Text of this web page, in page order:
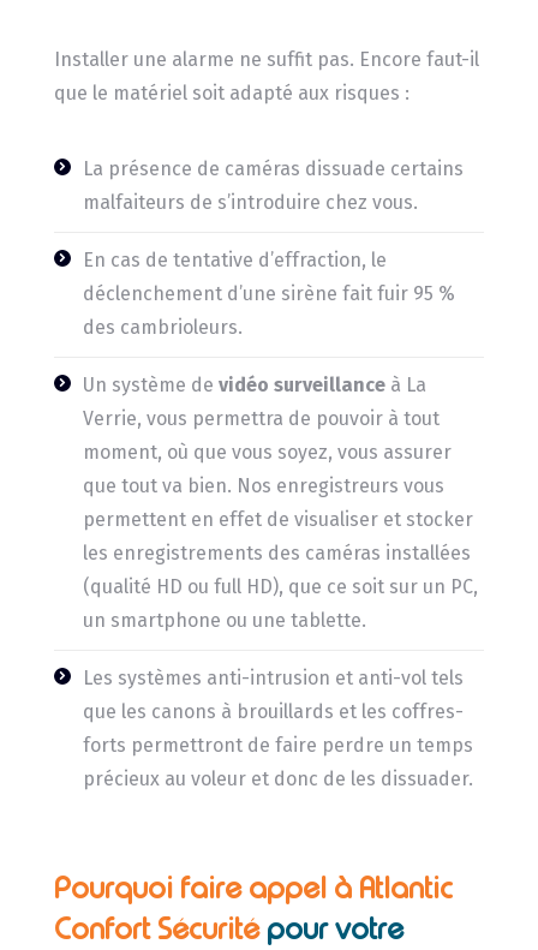
Installer une alarme ne suffit pas. Encore faut-il
que le matériel soit adapté aux risques :
La présence de caméras dissuade certains
malfaiteurs de s’introduire chez vous.
En cas de tentative d’effraction, le
déclenchement d’une sirène fait fuir 95 %
des cambrioleurs.
Un système de vidéo surveillanceà La
Verrie, vous permettra de pouvoir à tout
moment, où que vous soyez, vous assurer
que tout va bien. Nos enregistreurs vous
permettent en effet de visualiser et stocker
les enregistrements des caméras installées
(qualité HD ou full HD), que ce soit sur un PC,
un smartphone ou une tablette.
Les systèmes anti-intrusion et anti-vol tels
que les canons à brouillards et les coffres-
forts permettront de faire perdre un temps
précieux au voleur et donc de les dissuader.
Pourquoi faire appel à Atlantic
Confort Sécurité pour votre